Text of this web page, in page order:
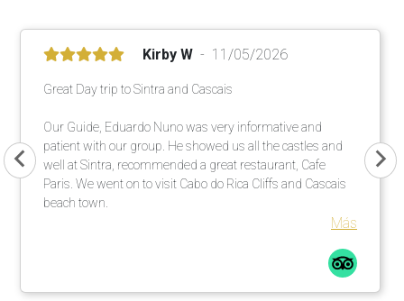
Kirby W 11/05/2026
Great Day trip to Sintra and Cascais
Our Guide, Eduardo Nuno was very informative and
patient with our group. He showed us all the castles and
well at Sintra, recommended a great restaurant, Cafe
Paris. We went on to visit Cabo do Rica Cliffs and Cascais
beach town.
Más